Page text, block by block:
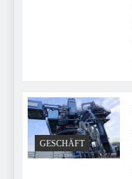
GESCHÄFT